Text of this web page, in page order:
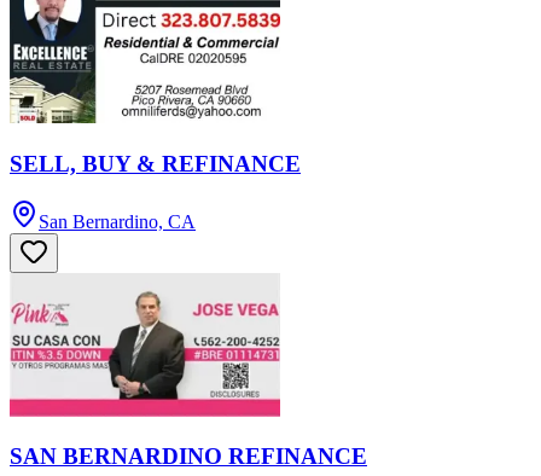
SELL, BUY & REFINANCE
San Bernardino, CA
SAN BERNARDINO REFINANCE